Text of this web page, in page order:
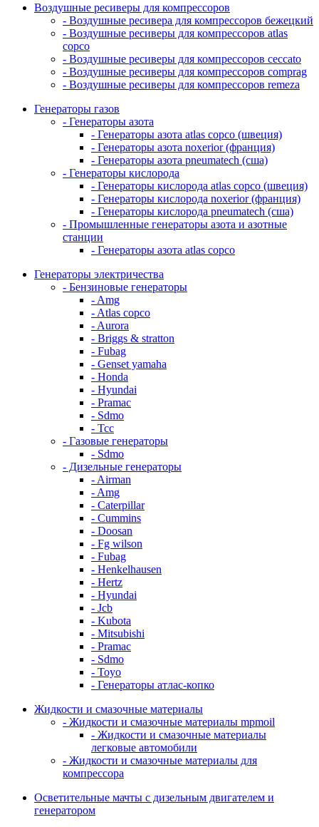
Воздушные ресиверы для компрессоров
- Воздушные ресивера для компрессоров бежецкий
- Воздушные ресиверы для компрессоров atlas
copco
- Воздушные ресиверы для компрессоров ceccato
- Воздушные ресиверы для компрессоров comprag
- Воздушные ресиверы для компрессоров remeza
Генераторы газов
- Генераторы азота
- Генераторы азота atlas copco (швеция)
- Генераторы азота noxerior (франция)
- Генераторы азота pneumatech (сша)
- Генераторы кислорода
- Генераторы кислорода atlas copco (швеция)
- Генераторы кислорода noxerior (франция)
- Генераторы кислорода pneumatech (сша)
- Промышленные генераторы азота и азотные
станции
- Генераторы азота atlas copco
Генераторы электричества
- Бензиновые генераторы
- Amg
- Atlas copco
- Aurora
- Briggs & stratton
- Fubag
- Genset yamaha
- Honda
- Hyundai
- Pramac
- Sdmo
- Тсс
- Газовые генераторы
- Sdmo
- Дизельные генераторы
- Airman
- Amg
- Caterpillar
- Cummins
- Doosan
- Fg wilson
- Fubag
- Henkelhausen
- Hertz
- Hyundai
- Jcb
- Kubota
- Mitsubishi
- Pramac
- Sdmo
- Toyo
- Генераторы атлас-копко
Жидкости и смазочные материалы
- Жидкости и смазочные материалы mpmoil
- Жидкости и смазочные материалы
легковые автомобили
- Жидкости и смазочные материалы для
компрессора
Осветительные мачты с дизельным двигателем и
генератором